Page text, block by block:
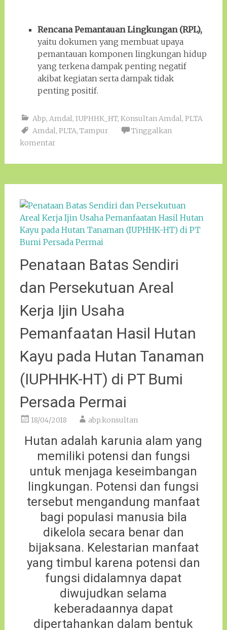
Rencana Pemantauan Lingkungan (RPL),
yaitu dokumen yang membuat upaya
pemantauan komponen lingkungan hidup
yang terkena dampak penting negatif
akibat kegiatan serta dampak tidak
penting positif.
Abp, Amdal, IUPHHK_HT, Konsultan Amdal, PLTA
Amdal, PLTA, Tampur
Tinggalkan
komentar
Penataan Batas Sendiri
dan Persekutuan Areal
Kerja Ijin Usaha
Pemanfaatan Hasil Hutan
Kayu pada Hutan Tanaman
(IUPHHK-HT) di PT Bumi
Persada Permai
18/04/2018 abp.konsultan
Hutan adalah karunia alam yang
memiliki potensi dan fungsi
untuk menjaga keseimbangan
lingkungan. Potensi dan fungsi
tersebut mengandung manfaat
bagi populasi manusia bila
dikelola secara benar dan
bijaksana. Kelestarian manfaat
yang timbul karena potensi dan
fungsi didalamnya dapat
diwujudkan selama
keberadaannya dapat
dipertahankan dalam bentuk